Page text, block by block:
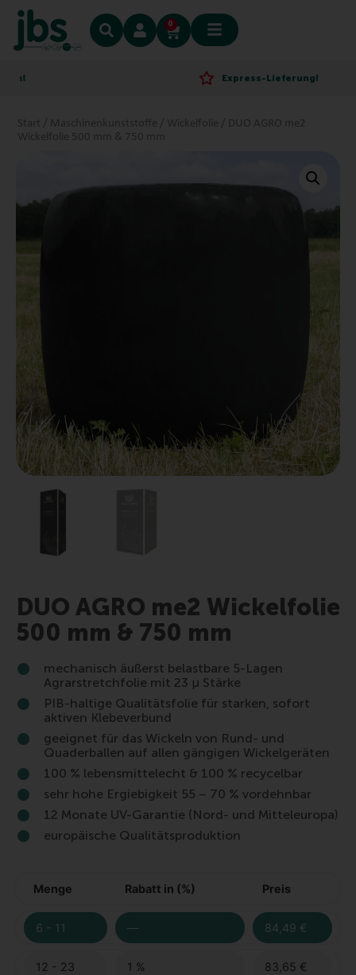
0
Express-Lieferung!
Start Maschinenkunststoffe Wickelfolie / DUO AGRO me2
Wickelfolie 500 mm & 750 mm
DUO AGRO me2 Wickelfolie
500 mm & 750 mm
mechanisch äußerst belastbare 5-Lagen
Agrarstretchfolie mit 23 µ Stärke
PIB-haltige Qualitätsfolie für starken, sofort
aktiven Klebeverbund
geeignet für das Wickeln von Rund- und
Quaderballen auf allen gängigen Wickelgeräten
100 % lebensmittelecht & 100 % recycelbar
sehr hohe Ergiebigkeit 55 – 70 % vordehnbar
12 Monate UV-Garantie (Nord- und Mitteleuropa)
europäische Qualitätsproduktion
Menge Rabatt in (%) Preis
6 - 11 — 84,49 €
12 - 23 1 % 83,65 €